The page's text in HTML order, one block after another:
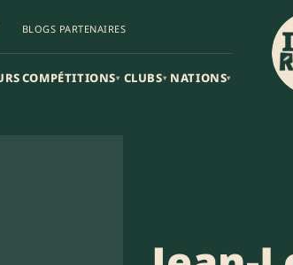
BLOGS PARTENAIRES
COMPÉTITIONS▾ CLUBS▾ NATIONS▾